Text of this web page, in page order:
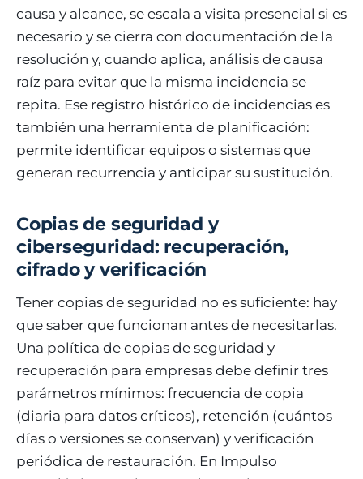
causa y alcance, se escala a visita presencial si es
necesario y se cierra con documentación de la
resolución y, cuando aplica, análisis de causa
raíz para evitar que la misma incidencia se
repita. Ese registro histórico de incidencias es
también una herramienta de planificación:
permite identificar equipos o sistemas que
generan recurrencia y anticipar su sustitución.
Copias de seguridad y
ciberseguridad: recuperación,
cifrado y verificación
Tener copias de seguridad no es suficiente: hay
que saber que funcionan antes de necesitarlas.
Una política de copias de seguridad y
recuperación para empresas debe definir tres
parámetros mínimos: frecuencia de copia
(diaria para datos críticos), retención (cuántos
días o versiones se conservan) y verificación
periódica de restauración. En Impulso